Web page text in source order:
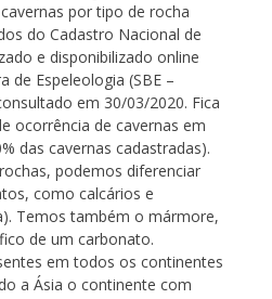
por tipo de rocha
do Cadastro Nacional de
e disponibilizado online
de Espeleologia (SBE –
em 30/03/2020. Fica
ocorrência de cavernas em
das cavernas cadastradas).
podemos diferenciar
como calcários e
Temos também o mármore,
de um carbonato.
em todos os continentes
a Ásia o continente com